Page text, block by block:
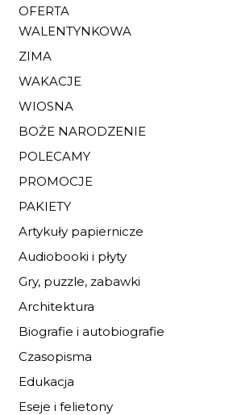
OFERTA
WALENTYNKOWA
ZIMA
WAKACJE
WIOSNA
BOŻE NARODZENIE
POLECAMY
PROMOCJE
PAKIETY
Artykuły papiernicze
Audiobooki i płyty
Gry, puzzle, zabawki
Architektura
Biografie i autobiografie
Czasopisma
Edukacja
Eseje i felietony